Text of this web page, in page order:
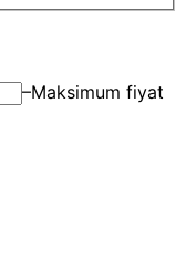
–Maksimum fiyat